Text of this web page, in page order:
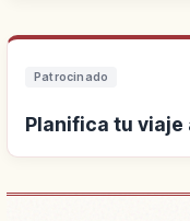
Patrocinado
Planifica tu viaje